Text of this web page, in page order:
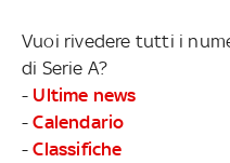
Vuoi rivedere tutti i
di Serie A?
- Ultime news
-Calendario
-Classifiche